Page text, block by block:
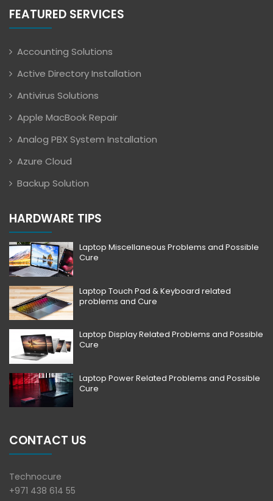
FEATURED SERVICES
Accounting Solutions
Active Directory Installation
Antivirus Solutions
Apple MacBook Repair
Analog PBX System Installation
Azure Cloud
Backup Solution
HARDWARE TIPS
Laptop Miscellaneous Problems and Possible
Cure
Laptop Touch Pad & Keyboard related
problems and Cure
Laptop Display Related Problems and Possible
Cure
Laptop Power Related Problems and Possible
Cure
CONTACT US
Technocure
+971 438 614 55